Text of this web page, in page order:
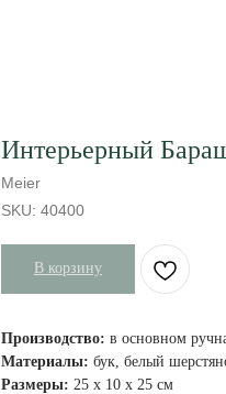
Интерьерный
Meier
SKU: 40400
В корзину
Производство: в основном
Материалы: бук, белый
Размеры: 25 x 10 x 25 см